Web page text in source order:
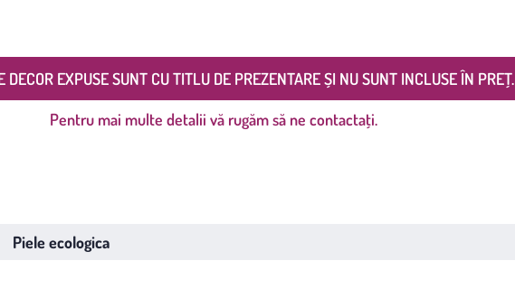
DECOR EXPUSE SUNT CU TITLU DE PREZENTARE ȘI NU SUNT INCLUSE ÎN PREȚ.
Pentru mai multe detalii vă rugăm să ne contactați.
Piele ecologica